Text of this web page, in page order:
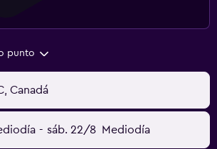
punto
Canadá
- sáb. 22/8 Mediodía